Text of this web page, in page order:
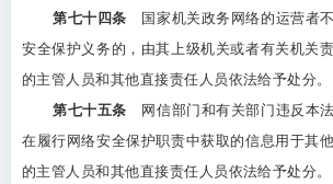
第七十四条 国家机关政务网络的运营者
安全保护义务的，由其上级机关或者有关机关
的主管人员和其他直接责任人员依法给予处分。
第七十五条 网信部门和有关部门违反本
在履行网络安全保护职责中获取的信息用于其
的主管人员和其他直接责任人员依法给予处分。